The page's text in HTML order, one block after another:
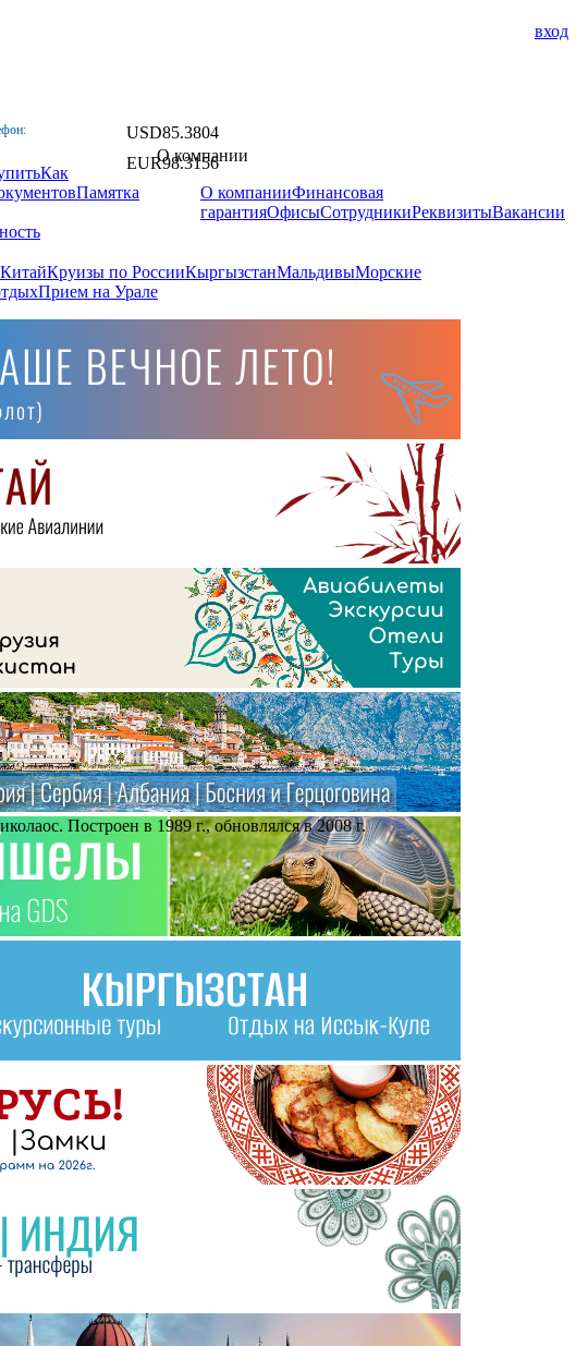
вход
USD85.3804
EUR98.3156
Как
Памятка
О компании
О компанииФинансовая
гарантияОфисыСотрудникиРеквизитыВакансии
КитайКруизы по РоссииКыргызстанМальдивыМорские
Прием на Урале
Построен в 1989 г., обновлялся в 2008 г.